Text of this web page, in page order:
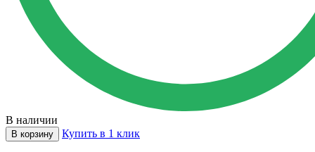
В наличии
В корзину Купить в 1 клик